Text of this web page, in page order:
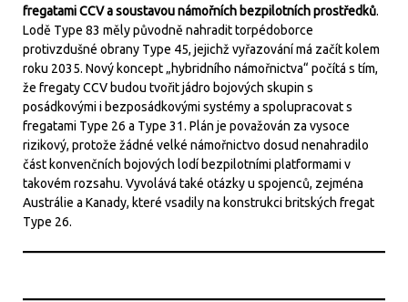
fregatami CCV a soustavou námořních bezpilotních prostředků.
Lodě Type 83 měly původně nahradit torpédoborce
protivzdušné obrany Type 45, jejichž vyřazování má začít kolem
roku 2035. Nový koncept „hybridního námořnictva“ počítá s tím,
že fregaty CCV budou tvořit jádro bojových skupin s
posádkovými i bezposádkovými systémy a spolupracovat s
fregatami Type 26 a Type 31. Plán je považován za vysoce
rizikový, protože žádné velké námořnictvo dosud nenahradilo
část konvenčních bojových lodí bezpilotními platformami v
takovém rozsahu. Vyvolává také otázky u spojenců, zejména
Austrálie a Kanady, které vsadily na konstrukci britských fregat
Type 26.